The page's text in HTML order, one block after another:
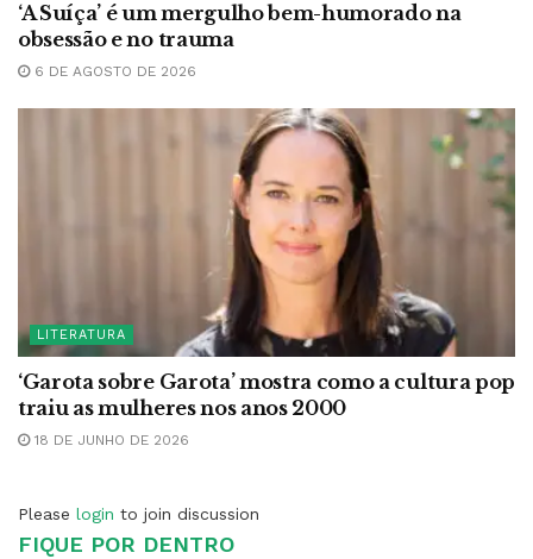
‘A Suíça’ é um mergulho bem-humorado na
obsessão e no trauma
6 DE AGOSTO DE 2026
LITERATURA
‘Garota sobre Garota’ mostra como a cultura pop
traiu as mulheres nos anos 2000
18 DE JUNHO DE 2026
Please login to join discussion
FIQUE POR DENTRO